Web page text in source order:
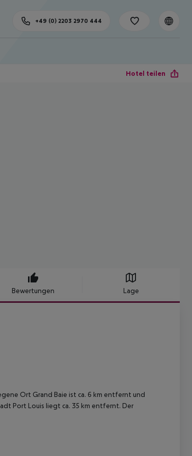
+49 (0) 2203 2970 444
Hotel teilen
Bewertungen Lage
Ort Grand Baie ist ca. 6 km entfernt und
Port Louis liegt ca. 35 km entfernt. Der